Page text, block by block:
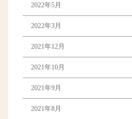
2022年5月
2022年3月
2021年12月
2021年10月
2021年9月
2021年8月